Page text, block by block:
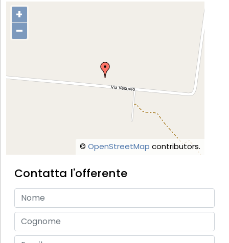
+
–
© OpenStreetMap contributors.
Contatta l'offerente